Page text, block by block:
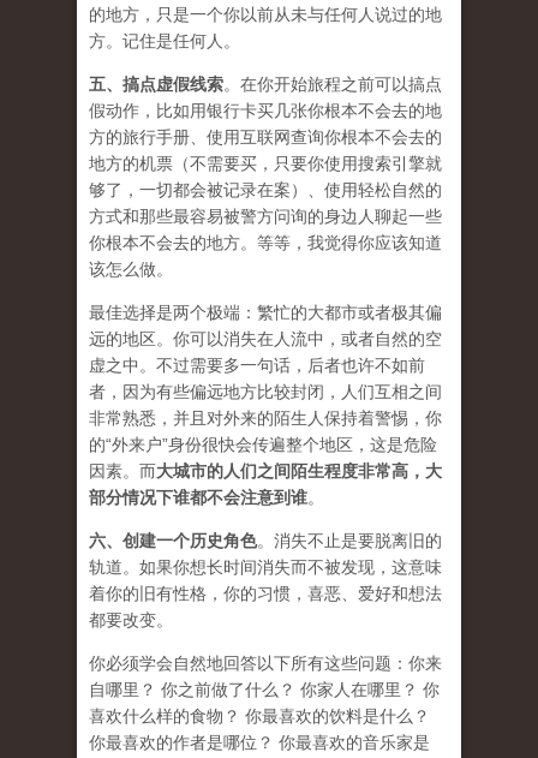
的地方，只是一个你以前从未与任何人说过的地
方。记住是任何人。
五、 搞点虚假线索。在你开始旅程之前可以搞点
假动作，比如用银行卡买几张你根本不会去的地
方的旅行手册、使用互联网查询你根本不会去的
地方的机票（不需要买，只要你使用搜索引擎就
够了，一切都会被记录在案）、使用轻松自然的
方式和那些最容易被警方问询的身边人聊起一些
你根本不会去的地方。等等，我觉得你应该知道
该怎么做。
最佳选择是两个极端：繁忙的大都市或者极其偏
远的地区。你可以消失在人流中，或者自然的空
虚之中。不过需要多一句话，后者也许不如前
者，因为有些偏远地方比较封闭，人们互相之间
非常熟悉，并且对外来的陌生人保持着警惕，你
的“外来户”身份很快会传遍整个地区，这是危险
因素。而大城市的人们之间陌生程度非常高，大
部分情况下谁都不会注意到谁。
六、 创建一个历史角色。消失不止是要脱离旧的
轨道。如果你想长时间消失而不被发现，这意味
着你的旧有性格，你的习惯，喜恶、爱好和想法
都要改变。
你必须学会​​自然地回答以下所有这些问题：你来
自哪里？ 你之前做了什么？ 你家人在哪里？ 你
喜欢什么样的食物？ 你最喜欢的饮料是什么？
你最喜欢的作者是哪位？ 你最喜欢的音乐家是